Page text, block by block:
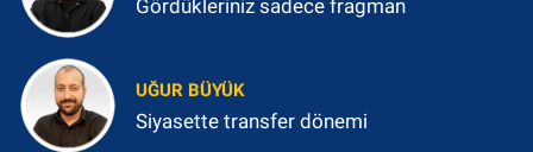
Gördükleriniz sadece fragman
UĞUR BÜYÜK
Siyasette transfer dönemi